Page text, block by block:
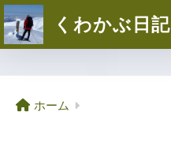
くわかぶ日記
ホーム